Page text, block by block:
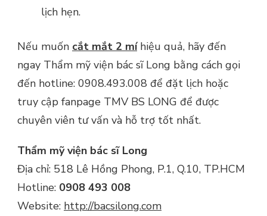
lịch hẹn.
Nếu muốn cắt mắt 2 mí hiệu quả, hãy đến
ngay Thẩm mỹ viện bác sĩ Long bằng cách gọi
đến hotline: 0908.493.008 để đặt lịch hoặc
truy cập fanpage TMV BS LONG để được
chuyên viên tư vấn và hỗ trợ tốt nhất.
Thẩm mỹ viện bác sĩ Long
Địa chỉ: 518 Lê Hồng Phong, P.1, Q.10, TP.HCM
Hotline: 0908 493 008
Website: http://bacsilong.com